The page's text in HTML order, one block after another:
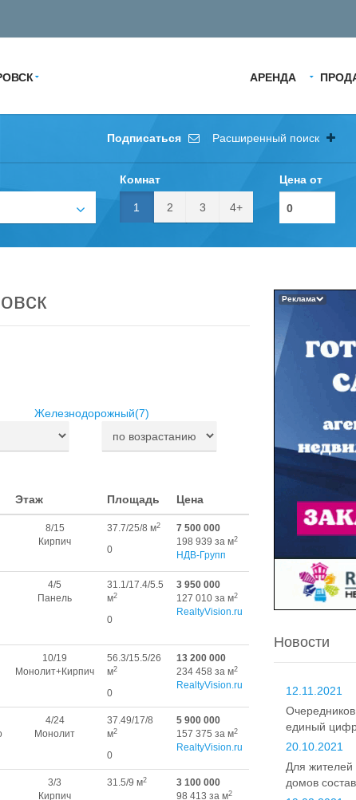
АРЕНДА
Подписаться Расширенный поиск
Комнат
1 2 3 4+
Цена от
Железнодорожный(7)
Этаж Площадь Цена
8/15
Кирпич
37.7/25/8 м2
0
7 500 000
198 939 за м2
НДВ-Групп
4/5
Панель
31.1/17.4/5.5
м2
0
3 950 000
127 010 за м2
RealtyVision.ru
10/19
Монолит+Кирпич
56.3/15.5/26
м2
0
13 200 000
234 458 за м2
RealtyVision.ru
4/24
Монолит
37.49/17/8
м2
0
5 900 000
157 375 за м2
RealtyVision.ru
3/3
Кирпич
31.5/9 м2
3 100 000
98 413 за м2
Реклама
Новости
12.11.2021
единый
20.10.2021
Для жителей
домов